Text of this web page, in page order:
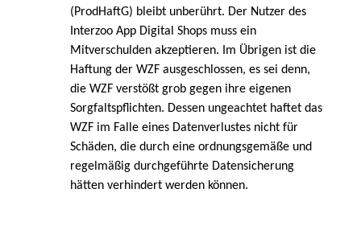
(ProdHaftG) bleibt unberührt. Der Nutzer des
Interzoo App Digital Shops muss ein
Mitverschulden akzeptieren. Im Übrigen ist die
Haftung der WZF ausgeschlossen, es sei denn,
die WZF verstößt grob gegen ihre eigenen
Sorgfaltspflichten. Dessen ungeachtet haftet das
WZF im Falle eines Datenverlustes nicht für
Schäden, die durch eine ordnungsgemäße und
regelmäßig durchgeführte Datensicherung
hätten verhindert werden können.